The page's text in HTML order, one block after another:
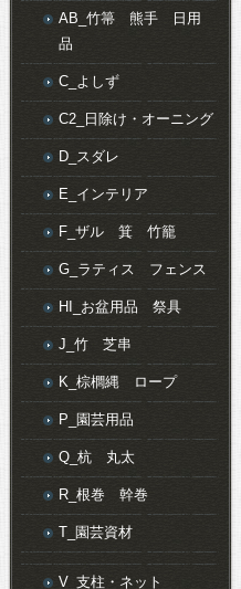
AB_竹箒 熊手 日用
品
C_よしず
C2_日除け・オーニング
D_スダレ
E_インテリア
F_ザル 箕 竹籠
G_ラティス フェンス
HI_お盆用品 祭具
J_竹 芝串
K_棕櫚縄 ロープ
P_園芸用品
Q_杭 丸太
R_根巻 幹巻
T_園芸資材
V_支柱・ネット